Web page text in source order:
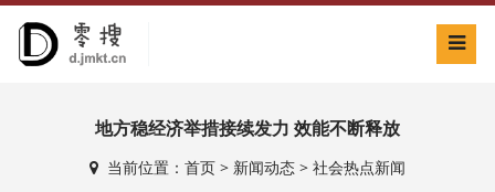
地方稳经济举措接续发力 效能不断释放
当前位置： 首页> 新闻动态> 社会热点新闻